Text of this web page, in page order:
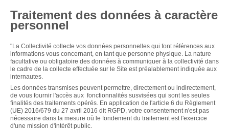
Traitement des données à caractère
personnel
"La Collectivité collecte vos données personnelles qui font références aux
informations vous concernant, en tant que personne physique. La nature
facultative ou obligatoire des données à communiquer à la collectivité dans
le cadre de la collecte effectuée sur le Site est préalablement indiquée aux
internautes.
Les données transmises peuvent permettre, directement ou indirectement,
de vous fournir l'accès aux fonctionnalités susvisées qui sont les seules
finalités des traitements opérés. En application de l'article 6 du Règlement
(UE) 2016/679 du 27 avril 2016 dit RGPD, votre consentement n'est pas
nécessaire dans la mesure où le fondement du traitement est l'exercice
d'une mission d'intérêt public.